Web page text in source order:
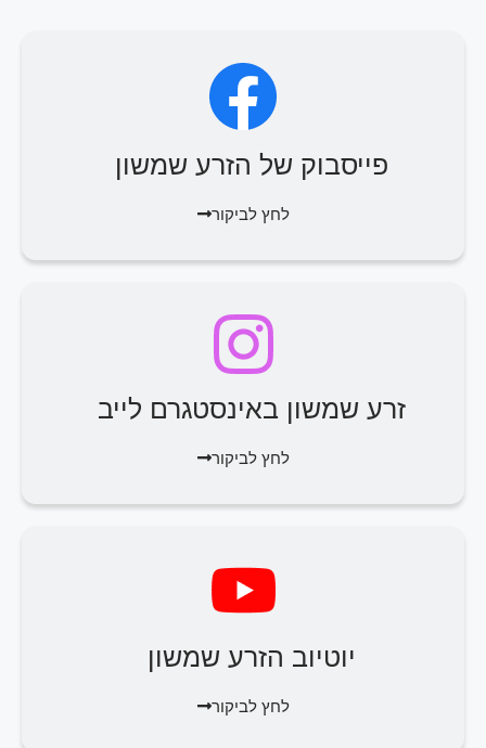
פייסבוק של הזרע שמשון
לחץ לביקור
זרע שמשון באינסטגרם לייב
לחץ לביקור
יוטיוב הזרע שמשון
לחץ לביקור